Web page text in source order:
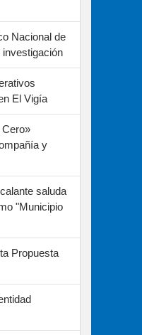
Nacional de
El Vigía
Cero»
y
saluda
"Municipio
Propuesta